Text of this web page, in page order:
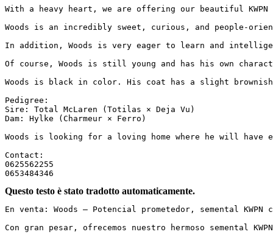
With a heavy heart, we are offering our beautiful
Woods is an incredibly sweet, curious, and people-
In addition, Woods is very eager to learn and
Of course, Woods is still young and has his own
Woods is black in color. His coat has a slight
Pedigree:
Sire: Total McLaren (Totilas × Deja Vu)
Dam: Hylke (Charmeur × Ferro)
Woods is looking for a loving home where he will
Contact:
0625562255
0653484346
Questo testo è stato tradotto automaticamente.
En venta: Woods – Potencial prometedor, semental
Con gran pesar, ofrecemos nuestro hermoso semental